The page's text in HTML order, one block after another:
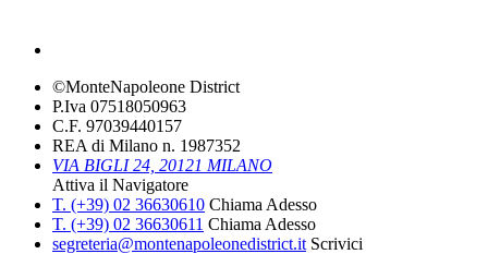
©MonteNapoleone District
P.Iva 07518050963
C.F. 97039440157
REA di Milano n. 1987352
VIA BIGLI 24, 20121 MILANO
Attiva il Navigatore
T. (+39­) 02­ 36630610­ Chiama Adesso
T. (+39­) 02­ 36630611­ Chiama Adesso
segreteria@montenapoleonedistrict.it Scrivici